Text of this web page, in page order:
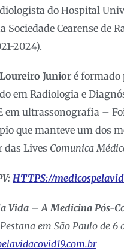
do Hospital
Cearense de
2024).
Junior é formado
em Radiologia e
em ultrassonografia –
que manteve um dos
das Lives Comunica
HTTPS://
Vida – A Medicina Pós-
em São Paulo de 6